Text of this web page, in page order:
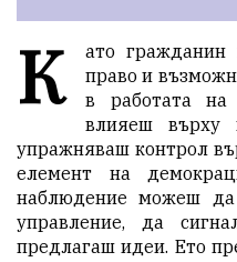
К
ато
право и
в работата
влияеш върху
упражняваш контрол
елемент на
наблюдение можеш
управление, да
предлагаш идеи. Ето